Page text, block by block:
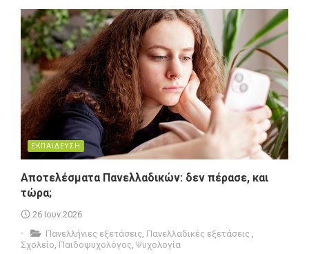
ΕΚΠΑΙΔΕΥΣΗ
Αποτελέσματα Πανελλαδικών: δεν πέρασε, και
τώρα;
26 Ιουν 2026
Πανελλήνιες εξετάσεις, Πανελλαδικές εξετάσεις ,
Σχολείο, Παιδοψυχολόγος, Ψυχολογία